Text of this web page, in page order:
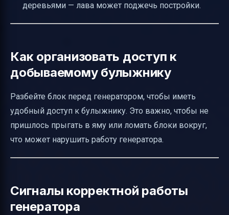
деревьями — лава может поджечь постройки.
Как организовать доступ к
добываемому булыжнику
Разбейте блок перед генератором, чтобы иметь
удобный доступ к булыжнику. Это важно, чтобы не
пришлось прыгать в яму или ломать блоки вокруг,
что может нарушить работу генератора.
Сигналы корректной работы
генератора